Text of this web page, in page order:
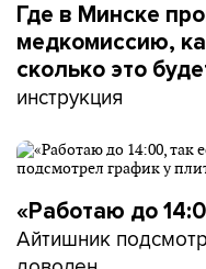
Где в Минске
медкомиссию,
сколько это
инструкция
«Работаю до
Айтишник